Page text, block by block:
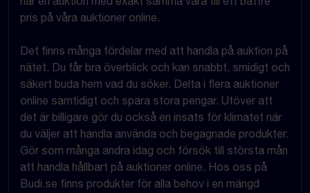
pris på våra auktioner online.
Det finns många fördelar med att handla på auktion på
nätet. Du får bra överblick och kan snabbt, smidigt och
säkert buda hem vad du söker. Delta i flera auktioner
online samtidigt och spara stora pengar. Utöver att
det är billigare gör du också en insats för klimatet när
du väljer att handla använda och begagnade produkter.
Gör som många andra idag och försök till största mån
att handla hållbart på auktioner online. Hos oss på
Budi.se finns produkter för alla behov i en mängd